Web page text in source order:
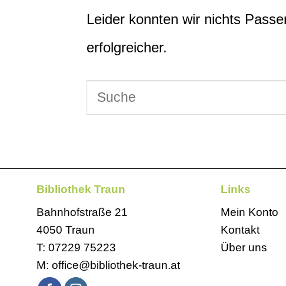
Leider konnten wir nichts
erfolgreicher.
Bibliothek Traun
Bahnhofstraße 21
4050 Traun
T: 07229 75223
M: office@bibliothek-traun.at
Links
Mein Konto
Kontakt
Über uns